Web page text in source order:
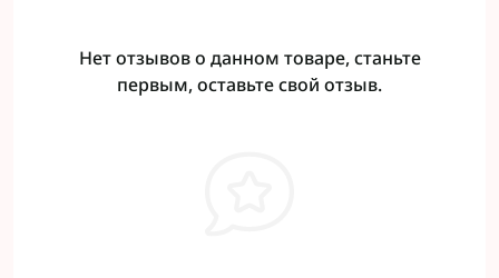
Нет отзывов о данном товаре, станьте
первым, оставьте свой отзыв.